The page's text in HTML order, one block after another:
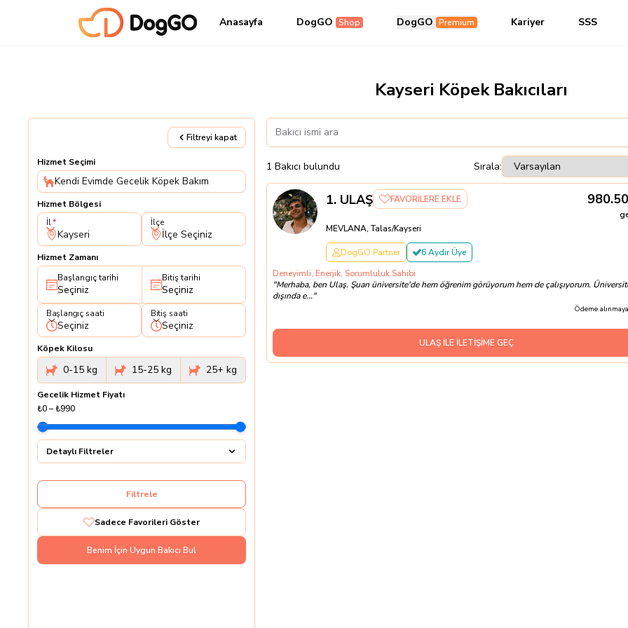
Anasayfa DogGO Shop DogGO Premium Kariyer SSS
Kayseri Köpek Bakıcıları
Filtreyi kapat
Hizmet Seçimi
Kendi Evimde Gecelik Köpek Bakım
Hizmet Bölgesi
İl İl
Kayseri
İlçeİlçe
İlçe Seçiniz
Hizmet Zamanı
Başlangıç tarihi
Seçiniz
Bitiş tarihi
Seçiniz
Başlangıç saati
Başlangıç saati
Seçiniz
Bitiş saati
Bitiş saati
Seçiniz
Köpek Kilosu
0-15 kg 15-25 kg 25+ kg
Gecelik Hizmet Fiyatı
₺0–₺990
Detaylı Filtreler
Filtrele
Sadece Favorileri Göster
Benim İçin Uygun Bakıcı Bul
1 Bakıcı bulundu Sırala:
1. ULAŞ FAVORİLERE EKLE
MEVLANA, Talas/Kayseri
DogGO Partner
6 Aydır Üye
Deneyimli, Enerjik, Sorumluluk Sahibi
"Merhaba, ben Ulaş. Şuan üniversite'de hem öğrenim görüyorum hem de çalışıyorum.
dışında e..."
Ödeme
ULAŞ İLE İLETİŞİME GEÇ